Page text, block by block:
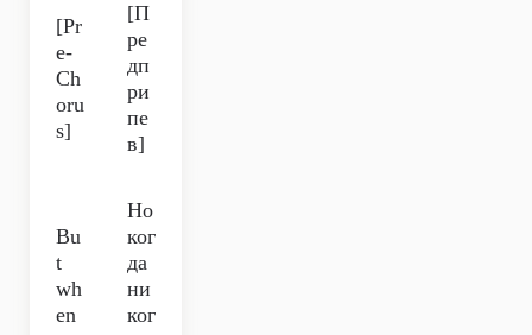
[Pr
e-
Ch
oru
s]
[П
ре
дп
ри
пе
в]
Bu
t
wh
en
Но
ког
да
ни
ког